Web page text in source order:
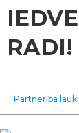
RADI!
Partnerība